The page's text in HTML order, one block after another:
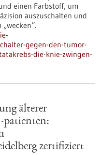
einen Farbstoff, um
auszuschalten und
gegen-den-tumor-
die-knie-zwingen-
älterer
zertifiziert